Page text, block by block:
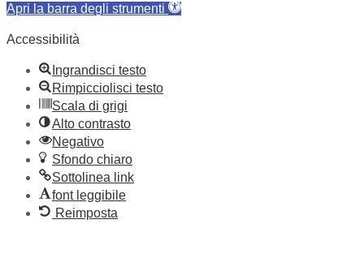
Apri la barra degli strumenti
Accessibilità
Ingrandisci testo
Rimpicciolisci testo
Scala di grigi
Alto contrasto
Negativo
Sfondo chiaro
Sottolinea link
font leggibile
Reimposta